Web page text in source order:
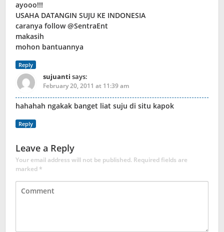
ayooo!!!
USAHA DATANGIN SUJU KE INDONESIA
caranya follow @SentraEnt
makasih
mohon bantuannya
Reply
sujuanti says:
February 20, 2011 at 11:39 am
hahahah ngakak banget liat suju di situ kapok
Reply
Leave a Reply
Your email address will not be published. Required fields are
marked*